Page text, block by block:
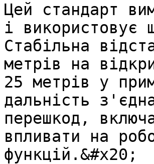
Цей стандарт
і використовує
Стабільна
метрів на
25 метрів у
дальність
перешкод,
впливати на
функцій.&#x20;